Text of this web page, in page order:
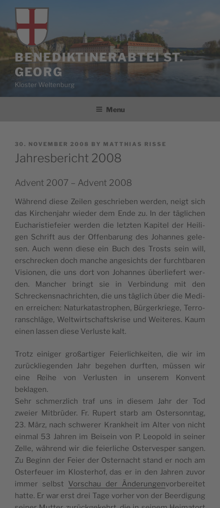
content
BENEDIKTINERABTEI ST.
GEORG
Kloster Weltenburg
Menu
POSTED
ON
30. NOVEMBER 2008 BY MATTHIAS RISSE
Jahresbericht 2008
Advent 2007 – Advent 2008
Während diese Zeilen geschrieben wer­den, neigt sich
das Kirchen­jahr wieder dem Ende zu. In der täglichen
Eucharistiefeier wer­den die let­zten Kapi­tel der Heili­
gen Schrift aus der Offen­barung des Johannes gele­
sen. Auch wenn diese ein Buch des Trosts sein will,
erschreck­en doch manche angesichts der furcht­baren
Visio­nen, die uns dort von Johannes über­liefert wer­
den. Manch­er bringt sie in Verbindung mit den
Schreck­en­snachricht­en, die uns täglich über die Medi­
en erre­ichen: Naturkatas­tro­phen, Bürg­erkriege, Ter­ro­
ran­schläge, Weltwirtschaft­skrise und Weit­eres. Kaum
einen lassen diese Ver­luste kalt.
Trotz einiger großar­tiger Feier­lichkeit­en, die wir im
zurück­liegen­den Jahr bege­hen durften, müssen wir
eine Rei­he von Ver­lus­ten in unserem Kon­vent
beklagen.
Sehr schmer­zlich traf uns in diesem Jahr der Tod
zweier Mit­brüder. Fr. Rupert starb am Oster­son­ntag,
23. März, nach schw­er­er Krankheit im Alter von nicht
ein­mal 53 Jahren im Bei­sein von P. Leopold in sein­er
Zelle, während wir die feier­liche Oster­ves­per san­gen.
Zu Beginn der Feier der Oster­nacht stand er noch am
Oster­feuer im Kloster­hof, das er in den Jahren zuvor
immer selb­st Vorschau der Änderun­gen(öffnet
in
vor­bere­it­et
hat­te. Er war erst drei Tage vorher von der Beerdi­gung